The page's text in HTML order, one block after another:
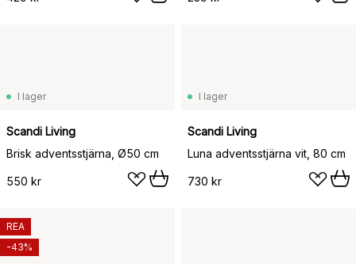
I lager
Scandi Living
Brisk adventsstjärna, Ø50 cm
550 kr
I lager
Scandi Living
Luna adventsstjärna vit, 80 cm
730 kr
REA
-43%